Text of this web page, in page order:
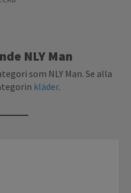
NLY Man
som NLY Man. Se alla
kläder.